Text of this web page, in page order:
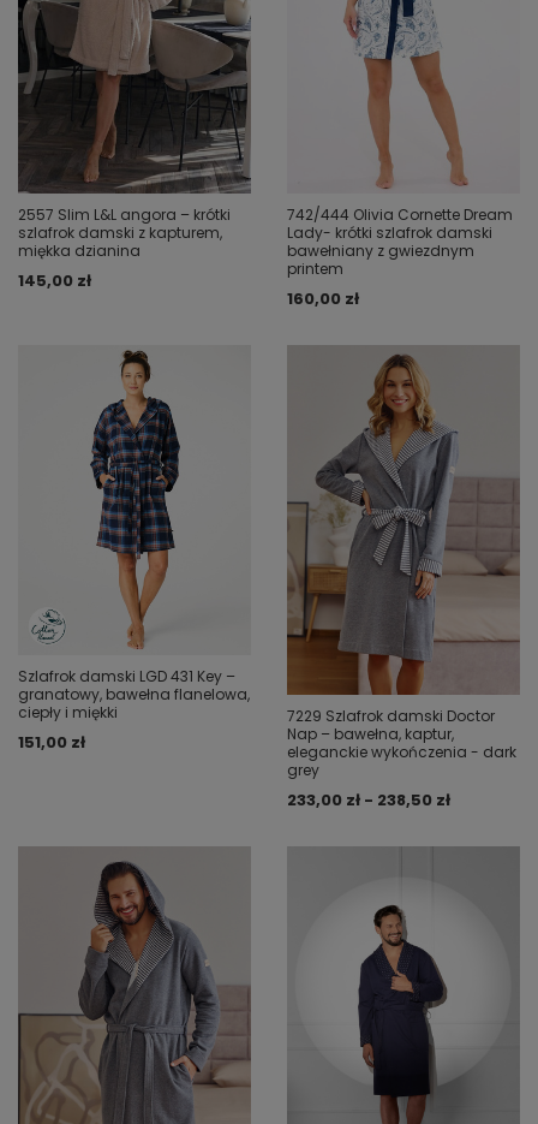
2557 Slim L&L angora – krótki
szlafrok damski z kapturem,
miękka dzianina
145,00 zł
742/444 Olivia Cornette Dream
Lady- krótki szlafrok damski
bawełniany z gwiezdnym
printem
160,00 zł
Szlafrok damski LGD 431 Key –
granatowy, bawełna flanelowa,
ciepły i miękki
151,00 zł
7229 Szlafrok damski Doctor
Nap – bawełna, kaptur,
eleganckie wykończenia - dark
grey
233,00 zł - 238,50 zł